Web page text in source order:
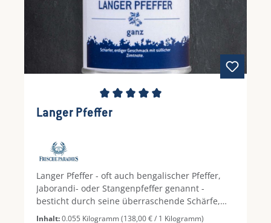
Durchschnittliche Bewertung von 5 von 5
Langer Pfeffer
Langer Pfeffer - oft auch bengalischer Pfeffer,
Jaborandi- oder Stangenpfeffer genannt -
besticht durch seine überraschende Schärfe,
die dennoch leicht süßlich und würzig ist. Er
Inhalt:0.055 Kilogramm(138,00 € / 1 Kilogramm)